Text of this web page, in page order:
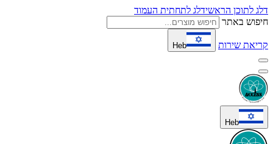
דלג לתוכן הראשידלג לתחתית העמוד
חיפוש באתר
קריאת שירות Heb
Heb